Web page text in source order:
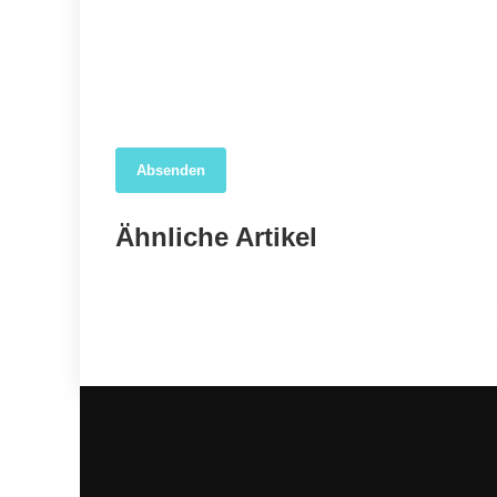
Absenden
Ähnliche Artikel
Forscher nutzen KI, um das wahre Ausmaß der